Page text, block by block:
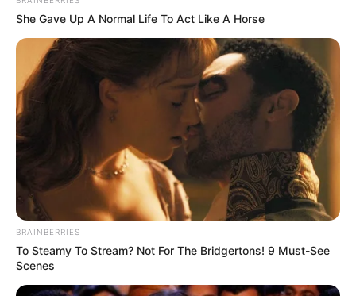
Sokan most a Tisza országjárásának időszakát is
felidézik. Magyar Péter akkor településről
településre ment, nagy tempóban építette a
mozgalmat, közben pedig Ilona neve egyre
többször tűnt fel a háttérben.
Nem főszereplőként jelent meg, nem politikai
celebként, nem úgy, mint aki mindenáron a
figyelem középpontjába akar kerülni, hanem olyan
emberként, aki segített tartani a ritmust egy
rendkívül intenzív időszakban.
She Gave Up A Normal Life To Act Like A Horse
BRAINBERRIES
To Steamy To Stream? Not For The Bridgertons! 9 Must-See
Scenes